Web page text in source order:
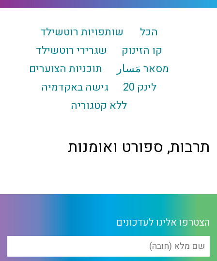
הכל
שותפויות רוטשילד
קו הזינוק
שגרירי רוטשילד
מסאר مَسار
תוכניות הצוערים
לינק 20
גישה באקדמיה
ללא קטגוריה
תרבות, ספורט ואומנות
הצטרפו אלינו לעדכונים